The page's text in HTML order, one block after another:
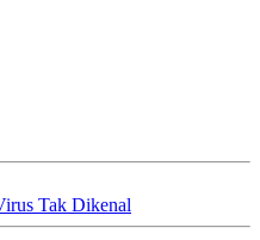
Tak Dikenal